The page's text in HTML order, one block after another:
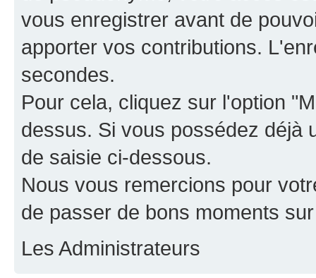
vous enregistrer avant de
apporter vos contributions.
secondes.
Pour cela, cliquez sur l'option
dessus. Si vous possédez déjà
de saisie ci-dessous.
Nous vous remercions pour
de passer de bons moments
Les Administrateurs